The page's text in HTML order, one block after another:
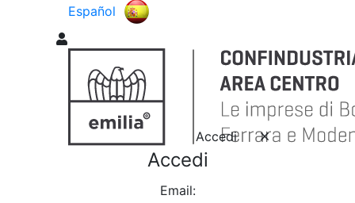
Español
Accedi
Accedi
Email: